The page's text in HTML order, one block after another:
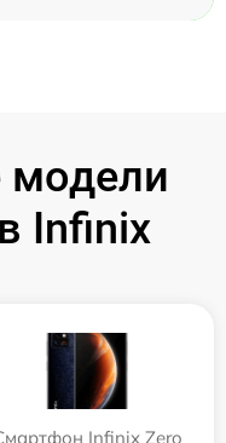
модели
Infinix
Infinix Zero